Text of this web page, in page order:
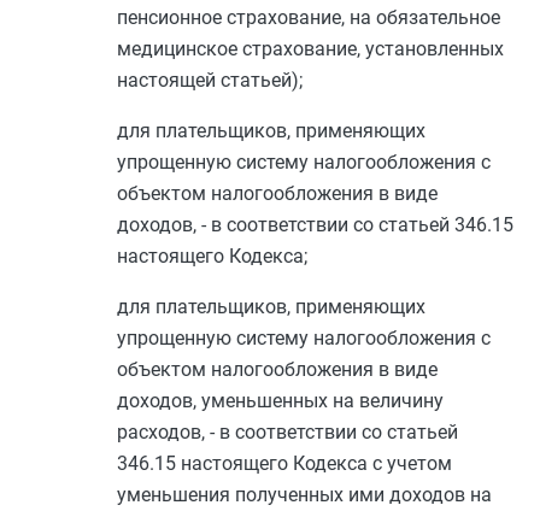
пенсионное страхование, на обязательное
медицинское страхование, установленных
настоящей статьей);
для плательщиков, применяющих
упрощенную систему налогообложения с
объектом налогообложения в виде
доходов, - в соответствии со статьей 346.15
настоящего Кодекса;
для плательщиков, применяющих
упрощенную систему налогообложения с
объектом налогообложения в виде
доходов, уменьшенных на величину
расходов, - в соответствии со статьей
346.15 настоящего Кодекса с учетом
уменьшения полученных ими доходов на